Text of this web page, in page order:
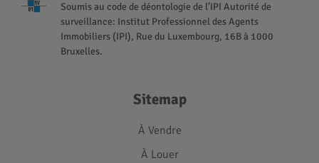
Soumis au code de déontologie de l’IPI Autorité de
surveillance: Institut Professionnel des Agents
Immobiliers (IPI), Rue du Luxembourg, 16B à 1000
Bruxelles.
Sitemap
À Vendre
À Louer